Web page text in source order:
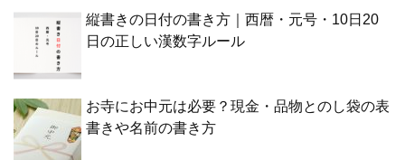
縦書きの日付の書き方｜西暦・元号・10日20
日の正しい漢数字ルール
お寺にお中元は必要？現金・品物とのし袋の表
書きや名前の書き方